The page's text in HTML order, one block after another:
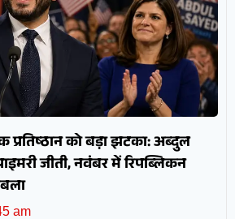
प्रतिष्ठान को बड़ा झटका: अब्दुल
जीती, नवंबर में रिपब्लिकन
am